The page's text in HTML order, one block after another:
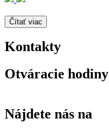
Čítať viac
Kontakty
Otváracie hodiny
Nájdete nás na